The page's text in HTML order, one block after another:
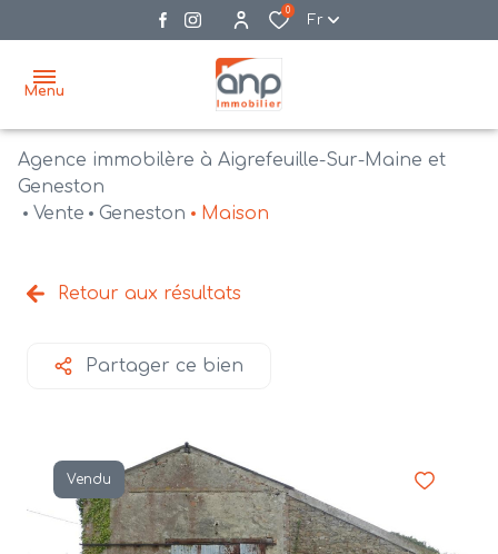
0
Fr
Menu
accueil
vente
agences
estimation
Agence immobilère à Aigrefeuille-Sur-Maine et
Geneston
Vente
Geneston Maison
Retour aux résultats
Partager ce bien
Vendu